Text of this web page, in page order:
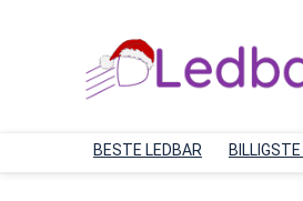
BESTE LEDBAR